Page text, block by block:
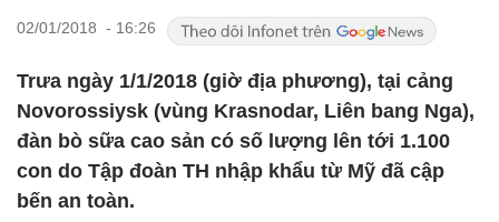
02/01/2018 - 16:26
Trưa ngày 1/1/2018 (giờ địa phương), tại cảng
Novorossiysk (vùng Krasnodar, Liên bang Nga),
đàn bò sữa cao sản có số lượng lên tới 1.100
con do Tập đoàn TH nhập khẩu từ Mỹ đã cập
bến an toàn.